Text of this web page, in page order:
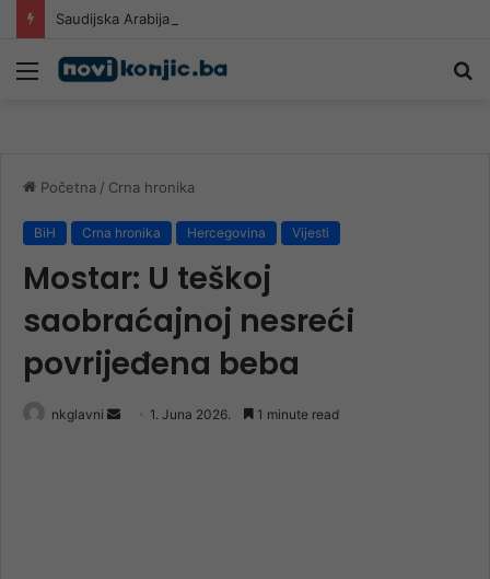
Meni
Početna / Crna hronika
BiH Crna hronika Hercegovina Vijesti
Mostar: U teškoj
saobraćajnoj nesreći
povrijeđena beba
nkglavni
Send 1. Juna 2026. 1 minute read